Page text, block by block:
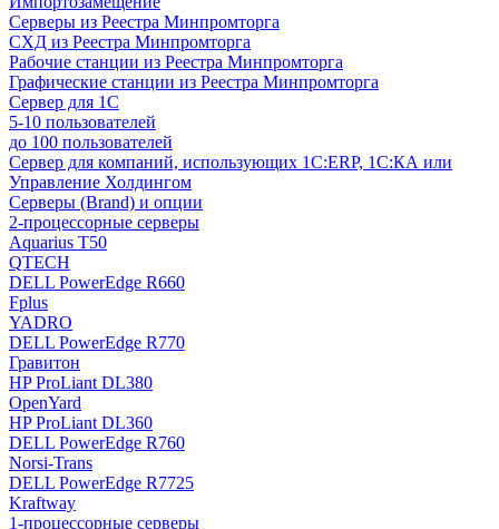
Серверы из Реестра Минпромторга
СХД из Реестра Минпромторга
Рабочие станции из Реестра Минпромторга
Графические станции из Реестра Минпромторга
Сервер для 1С
5-10 пользователей
до 100 пользователей
Сервер для компаний, использующих 1C:ERP, 1С:КА или
Управление Холдингом
Серверы (Brand) и опции
2-процессорные серверы
Aquarius T50
QTECH
DELL PowerEdge R660
Fplus
YADRO
DELL PowerEdge R770
Гравитон
HP ProLiant DL380
OpenYard
HP ProLiant DL360
DELL PowerEdge R760
Norsi-Trans
DELL PowerEdge R7725
Kraftway
1-процессорные серверы